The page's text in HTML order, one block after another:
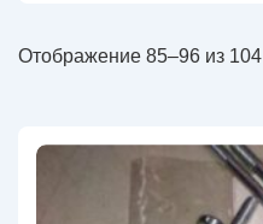
Отображение 85–96 из 104